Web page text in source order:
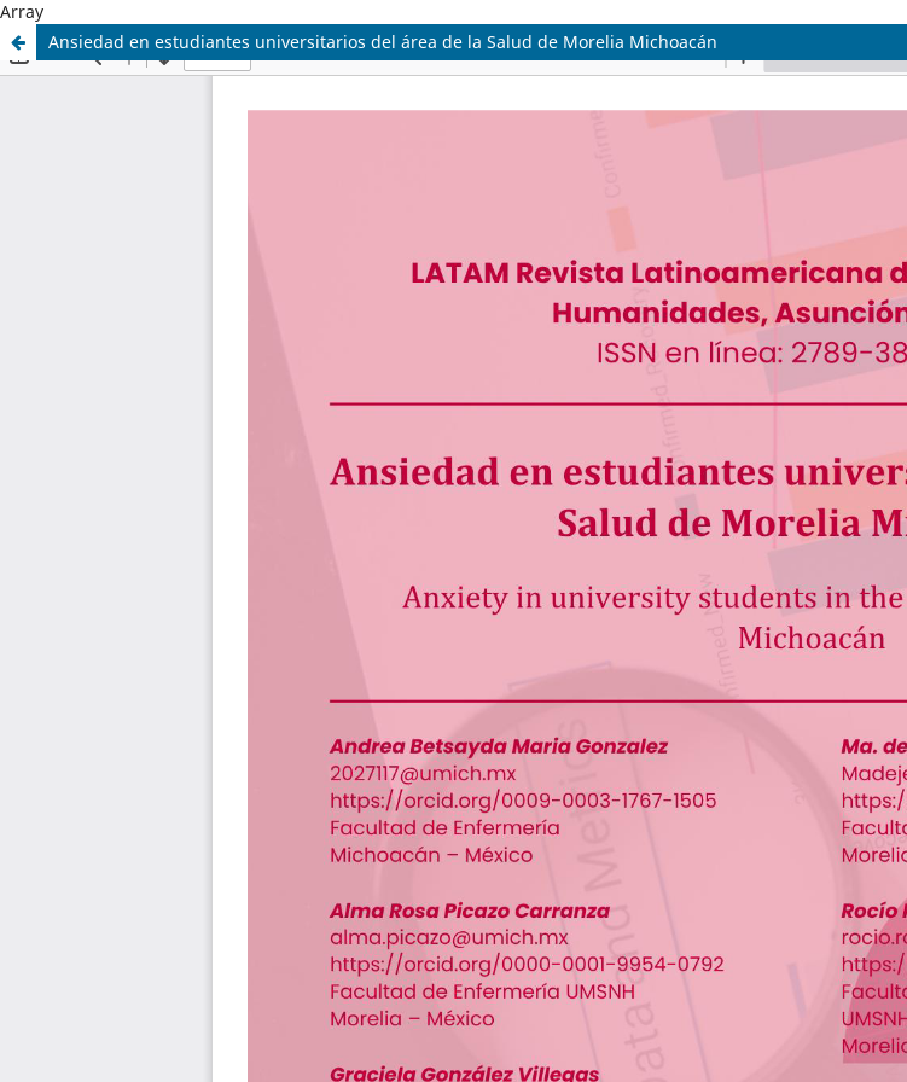
Array
Ansiedad en estudiantes universitarios del área de la Salud de Morelia Michoacán